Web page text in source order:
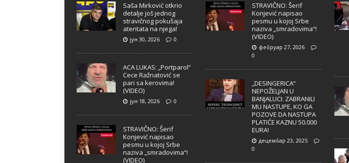
Saša Mirković otkrio
detalje još jednog
stravičnog pokušaja
atentata na njega!
јун 30, 2026 0
ACA LUKAS: „Portparol“
Cece Ražnatović se
pari sa kerovima!
(VIDEO)
јун 18, 2026 0
STRAVIČNO: Šerif
Konjević napisao
pesmu u kojoj Srbe
naziva „smradovima“!
(VIDEO)
STRAVIČNO: Šerif
Konjević napisao
pesmu u kojoj Srbe
naziva „smradovima“!
(VIDEO)
фебруар 27, 2026
0
„DESINGERICA“
NEPOŽELJAN U
BANJALUCI: ZABRANILI
MU NASTUPE, KO GA
POZOVE DA NASTUPA
PLATIĆE KAZNU 50.000
EURA!
децембар 23, 2025
0